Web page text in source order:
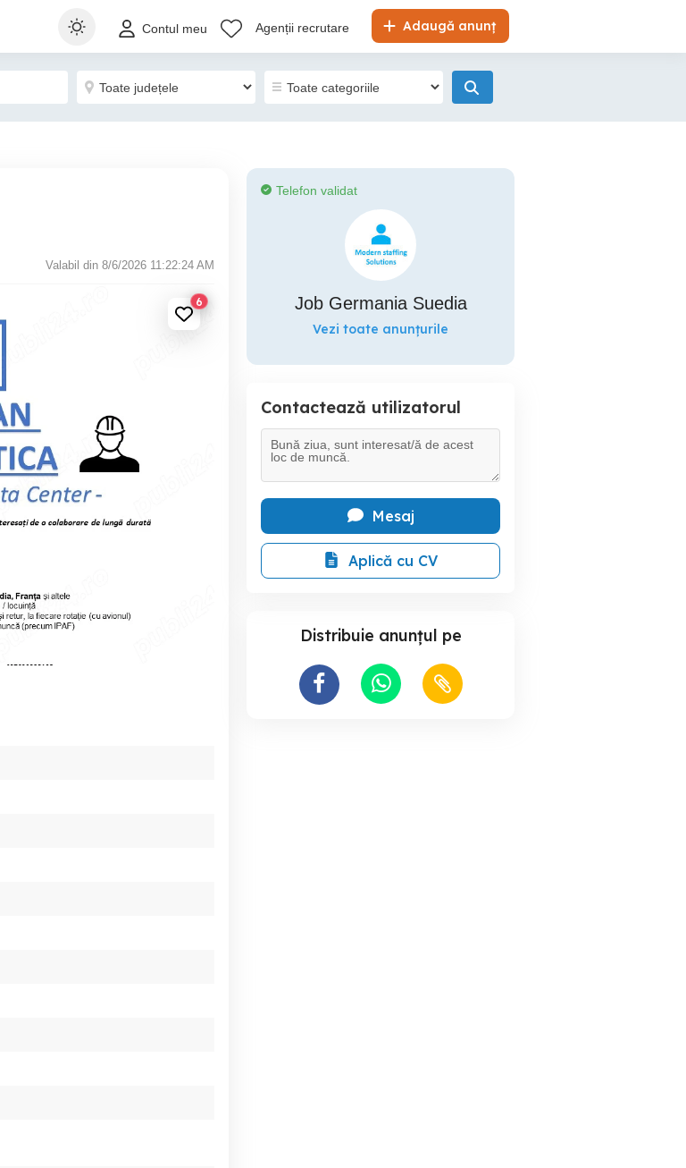
Adaugă anunț
Contul meu Agenții recrutare
Valabil din 8/6/2026 11:22:24 AM
6
Telefon validat
Job Germania Suedia
Vezi toate anunțurile
Contactează utilizatorul
Mesaj
Aplică cu CV
Distribuie anunțul pe